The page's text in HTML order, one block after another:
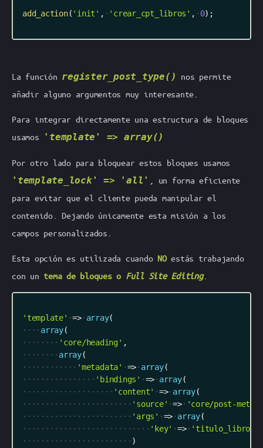
add_action( 'init' , 'crear_cpt_libros' , 0) ;
La función register_post_type()
nos permite
añadir alguno argumentos muy interesante.
Para integrar directamente una estructura de bloques
usamos
'template' => array()
Por otro lado para bloquear estos bloques usamos
'template_lock' => 'all'
, un forma eficiente
para evitar que el cliente pueda manipular el
contenido. Dejando únicamente esta misión a los
campos personalizados.
Esta opción es utilizada cuando NOestás trabajando
con un tema de bloques o Full Site Editing.
'template' => array(
array(
'core/heading' ,
array(
'metadata'
=> array(
'bindings'
=> array(
'content'
=> array(
'source'
=> 'core/post-meta'
'args'
=> array(
'key'
=>
'titulo_libro'
)